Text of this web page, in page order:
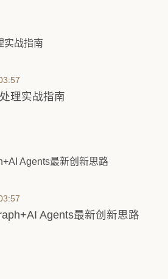
理实战指南
Agents最新创新思路